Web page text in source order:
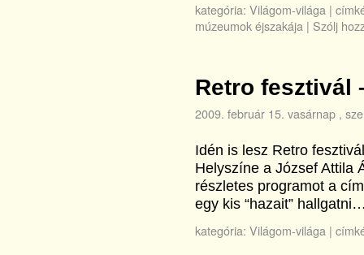
kategória: Világom-világa |
múzeumok éjszakája | Szólj
Retro fesztivál
2009. február 15. vasárnap ,
Idén is lesz Retro
Helyszíne a József Attila
részletes programot a
egy kis “hazait”
kategória: Világom-világa |